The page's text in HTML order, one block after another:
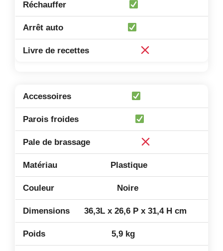
Plastique
Noire
36,3L x 26,6 P x 31,4 H cm
5,9 kg